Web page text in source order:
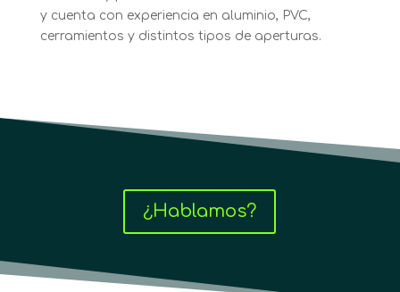
y cuenta con experiencia en aluminio, PVC,
cerramientos y distintos tipos de aperturas.
¿Hablamos?